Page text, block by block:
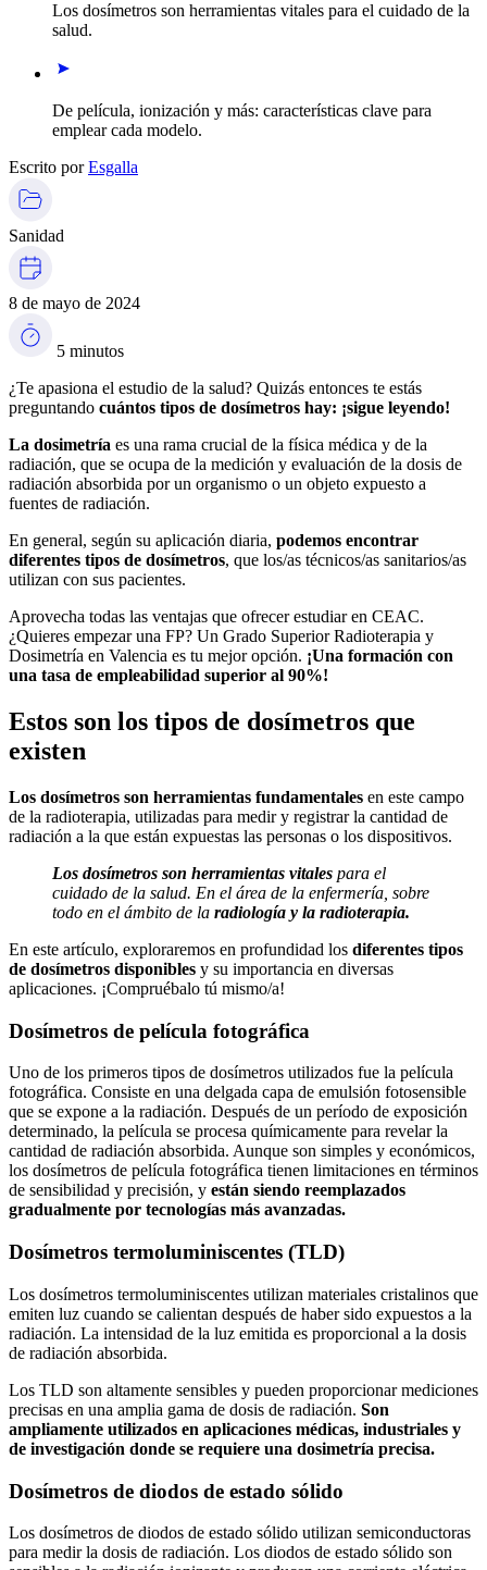
Los dosímetros son herramientas vitales para el cuidado de la
salud.
De película, ionización y más: características clave para
emplear cada modelo.
Escrito porEsgalla
Sanidad
8 de mayo de 2024
5 minutos
¿Te apasiona el estudio de la salud? Quizás entonces te estás
preguntando cuántos tipos de dosímetros hay: ¡sigue leyendo!
La dosimetría es una rama crucial de la física médica y de la
radiación, que se ocupa de la medición y evaluación de la dosis de
radiación absorbida por un organismo o un objeto expuesto a
fuentes de radiación.
En general, según su aplicación diaria, podemos encontrar
diferentes tipos de dosímetros, que los/as técnicos/as sanitarios/as
utilizan con sus pacientes.
Aprovecha todas las ventajas que ofrecer estudiar en CEAC.
¿Quieres empezar una FP? Un Grado Superior Radioterapia y
Dosimetría en Valencia es tu mejor opción. ¡Una formación con
una tasa de empleabilidad superior al 90%!
Estos son los tipos de dosímetros que
existen
Los dosímetros son herramientas fundamentales en este campo
de la radioterapia, utilizadas para medir y registrar la cantidad de
radiación a la que están expuestas las personas o los dispositivos.
Los dosímetros son herramientas vitales para el
cuidado de la salud. En el área de la enfermería, sobre
todo en el ámbito de la radiología y la radioterapia.
En este artículo, exploraremos en profundidad los diferentes tipos
de dosímetros disponibles y su importancia en diversas
aplicaciones. ¡Compruébalo tú mismo/a!
Dosímetros de película fotográfica
Uno de los primeros tipos de dosímetros utilizados fue la película
fotográfica. Consiste en una delgada capa de emulsión fotosensible
que se expone a la radiación. Después de un período de exposición
determinado, la película se procesa químicamente para revelar la
cantidad de radiación absorbida. Aunque son simples y económicos,
los dosímetros de película fotográfica tienen limitaciones en términos
de sensibilidad y precisión, y están siendo reemplazados
gradualmente por tecnologías más avanzadas.
Dosímetros termoluminiscentes (TLD)
Los dosímetros termoluminiscentes utilizan materiales cristalinos que
emiten luz cuando se calientan después de haber sido expuestos a la
radiación. La intensidad de la luz emitida es proporcional a la dosis
de radiación absorbida.
Los TLD son altamente sensibles y pueden proporcionar mediciones
precisas en una amplia gama de dosis de radiación. Son
ampliamente utilizados en aplicaciones médicas, industriales y
de investigación donde se requiere una dosimetría precisa.
Dosímetros de diodos de estado sólido
Los dosímetros de diodos de estado sólido utilizan semiconductoras
para medir la dosis de radiación. Los diodos de estado sólido son